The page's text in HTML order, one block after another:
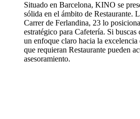
Situado en Barcelona, KINO se
sólida en el ámbito de Restaurante.
Carrer de Ferlandina, 23 lo
estratégico para Cafetería. Si
un enfoque claro hacia la
que requieran Restaurante pueden
asesoramiento.